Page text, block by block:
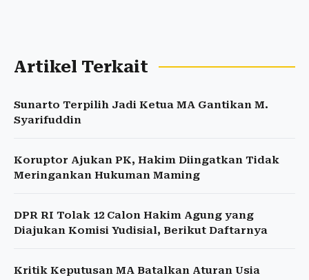
Artikel Terkait
Sunarto Terpilih Jadi Ketua MA Gantikan M.
Syarifuddin
Koruptor Ajukan PK, Hakim Diingatkan Tidak
Meringankan Hukuman Maming
DPR RI Tolak 12 Calon Hakim Agung yang
Diajukan Komisi Yudisial, Berikut Daftarnya
Kritik Keputusan MA Batalkan Aturan Usia